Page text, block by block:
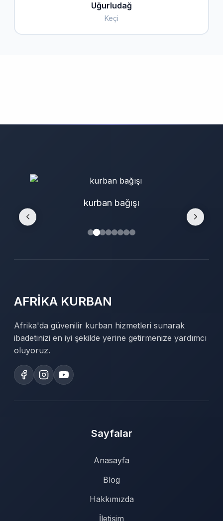
Uğurludağ
Keçi
kurban bağışı
AFRİKA KURBAN
Afrika'da güvenilir kurban hizmetleri sunarak
ibadetinizi en iyi şekilde yerine getirmenize yardımcı
oluyoruz.
Sayfalar
Anasayfa
Blog
Hakkımızda
İletişim